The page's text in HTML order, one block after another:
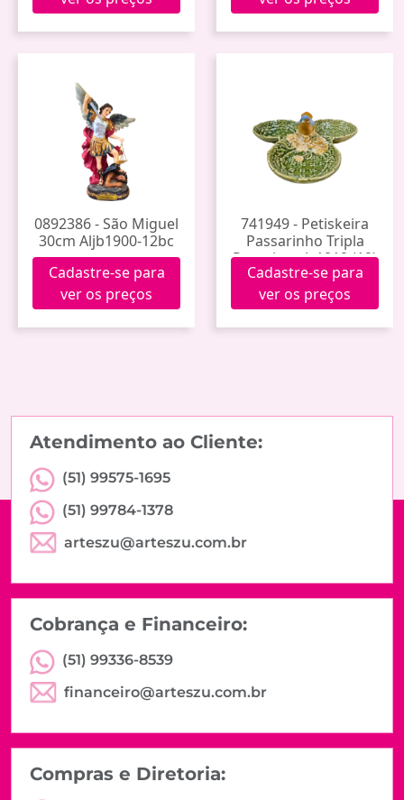
0892386 - São Miguel
30cm Aljb1900-12bc
Cadastre-se para
ver os preços
741949 - Petiskeira
Passarinho Tripla
Porcelana Jy1812 (12)
Cadastre-se para
ver os preços
Atendimento ao Cliente:
(51) 99575-1695
(51) 99784-1378
arteszu@arteszu.com.br
Cobrança e Financeiro:
(51) 99336-8539
financeiro@arteszu.com.br
Compras e Diretoria: